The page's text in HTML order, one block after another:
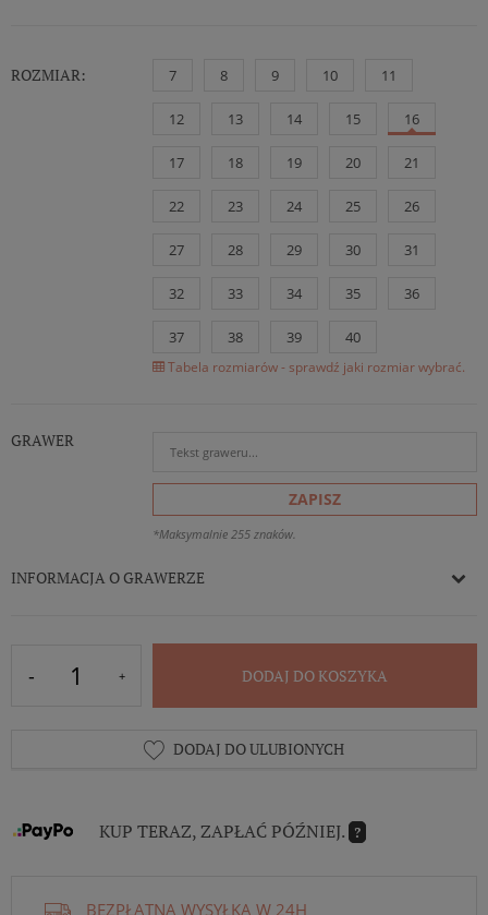
ROZMIAR: 7 8 9 10 11
12 13 14 15 16
17 18 19 20 21
22 23 24 25 26
27 28 29 30 31
32 33 34 35 36
37 38 39 40
Tabela rozmiarów - sprawdź jaki rozmiar wybrać.
GRAWER
ZAPISZ
*Maksymalnie 255 znaków.
INFORMACJA O GRAWERZE
DODAJ DO KOSZYKA
DODAJ DO ULUBIONYCH
KUP TERAZ, ZAPŁAĆ PÓŹNIEJ. ?
BEZPŁATNA WYSYŁKA W 24H